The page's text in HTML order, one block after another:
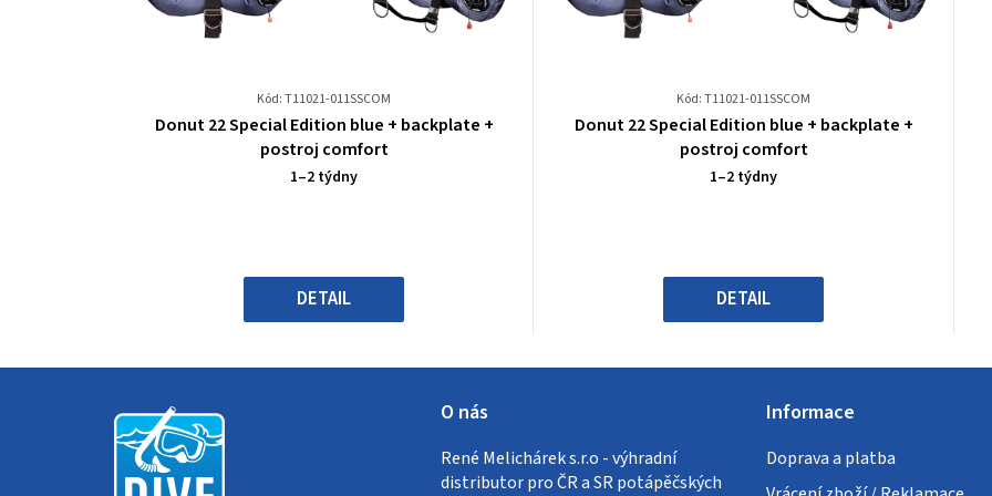
Kód: T11021-011SSCOM
Průměrné
hodnocení
produktu
hvězdiček.
Donut 22 Special Edition blue + backplate +
postroj comfort
1–2 týdny
DETAIL
Kód: T11021-011SSCOM
Průměrné
hodnocení
produktu
hvězdiček.
Donut 22 Special Edition blue + backplate +
postroj comfort
1–2 týdny
DETAIL
O nás
René Melichárek s.r.o - výhradní
distributor pro ČR a SR potápěčských
Informace
Doprava a platba